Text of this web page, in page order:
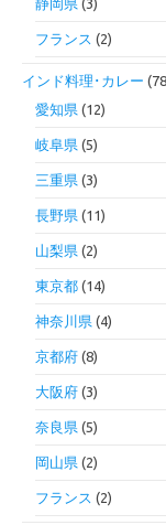
フランス (2)
インド料理･カレー
愛知県 (12)
岐阜県 (5)
三重県 (3)
長野県 (11)
山梨県 (2)
東京都 (14)
神奈川県 (4)
京都府 (8)
大阪府 (3)
奈良県 (5)
岡山県 (2)
フランス (2)